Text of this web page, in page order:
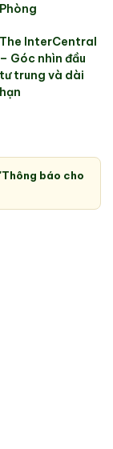
Phòng
The InterCentral
– Góc nhìn đầu
tư trung và dài
hạn
báo cho